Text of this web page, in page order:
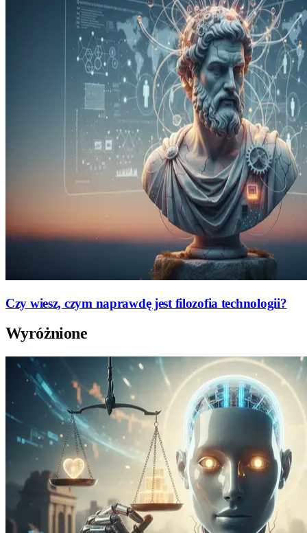
Czy wiesz, czym naprawdę jest filozofia technologii?
Wyróżnione